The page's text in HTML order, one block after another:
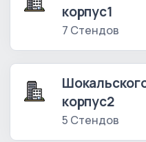
корпус1
7 Стендов
корпус2
5 Стендов